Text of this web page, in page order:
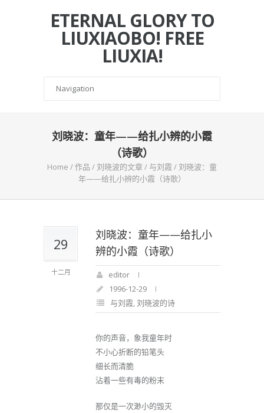
ETERNAL GLORY TO
LIUXIAOBO! FREE
LIUXIA!
刘晓波：童年——给扎小辨的小霞
（诗歌）
Home /作品 /刘晓波的文章/ 与刘霞 /刘晓波：童
年——给扎小辨的小霞（诗歌）
29
十二月
刘晓波：童年——给扎小
辨的小霞（诗歌）
editor
1996-12-29
与刘霞,刘晓波的诗
你的声音，象我童年时
不小心折断的铅笔头
细长而清脆
沾着一些有毒的粉末
那仅是一次渺小的毁灭